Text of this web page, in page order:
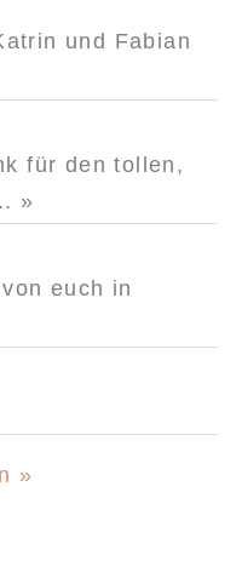
und Fabian
für den tollen,
»
euch in
»